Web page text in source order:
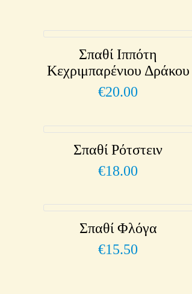
Σπαθί Ιππότη
Κεχριμπαρένιου Δράκου
€20.00
Σπαθί Ρότστειν
€18.00
Σπαθί Φλόγα
€15.50